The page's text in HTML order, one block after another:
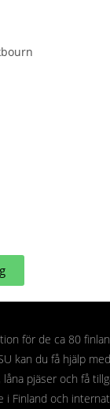
för de ca 80
kan du få hjälp med
pjäser och få
i Finland och